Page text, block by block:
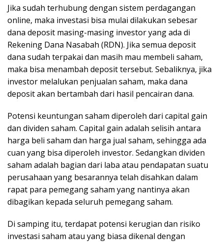
Jika sudah terhubung dengan sistem perdagangan
online, maka investasi bisa mulai dilakukan sebesar
dana deposit masing-masing investor yang ada di
Rekening Dana Nasabah (RDN). Jika semua deposit
dana sudah terpakai dan masih mau membeli saham,
maka bisa menambah deposit tersebut. Sebaliknya, jika
investor melalukan penjualan saham, maka dana
deposit akan bertambah dari hasil pencairan dana.
Potensi keuntungan saham diperoleh dari capital gain
dan dividen saham. Capital gain adalah selisih antara
harga beli saham dan harga jual saham, sehingga ada
cuan yang bisa diperoleh investor. Sedangkan dividen
saham adalah bagian dari laba atau pendapatan suatu
perusahaan yang besarannya telah disahkan dalam
rapat para pemegang saham yang nantinya akan
dibagikan kepada seluruh pemegang saham.
Di samping itu, terdapat potensi kerugian dan risiko
investasi saham atau yang biasa dikenal dengan